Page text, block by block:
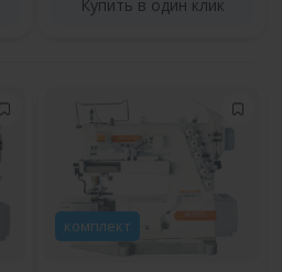
Купить в один клик
комплект